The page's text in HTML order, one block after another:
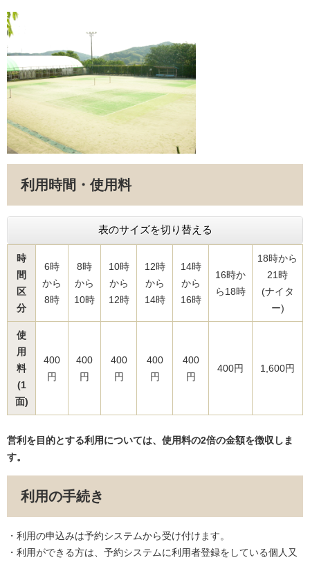
利用時間・使用料
表のサイズを切り替える
時
間
区
分
6時
から
8時
8時
から
10時
10時
から
12時
12時
から
14時
14時
から
16時
16時か
ら18時
18時から
21時
(ナイタ
ー)
使
用
料
(1
面)
400
円
400
円
400
円
400
円
400
円
400円 1,600円
営利を目的とする利用については、使用料の2倍の金額を徴収しま
す。
利用の手続き
・利用の申込みは予約システムから受け付けます。
・利用ができる方は、予約システムに利用者登録をしている個人又